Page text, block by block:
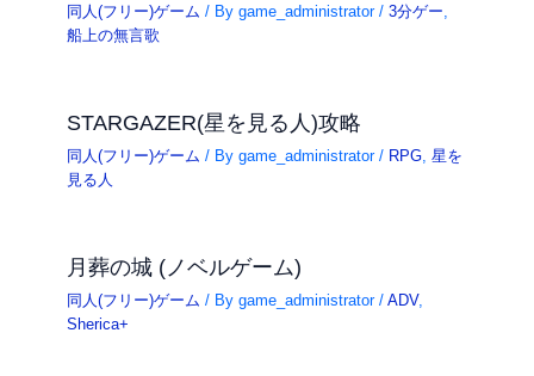
同人(フリー)ゲーム / Bygame_administrator/3分ゲー
船上の無言歌
STARGAZER(星を見る人)攻略
同人(フリー)ゲーム / Bygame_administrator/ RPG ,星を
見る人
月葬の城 (ノベルゲーム)
同人(フリー)ゲーム / Bygame_administrator/ADV,
Sherica+